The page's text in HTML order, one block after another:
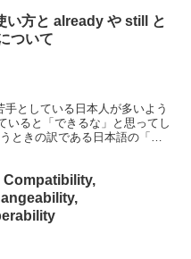
い方と already や still と
ついて
としている日本人が多いよう
いると「できるな」と思ってし
ときの訳である日本語の「ま
Compatibility,